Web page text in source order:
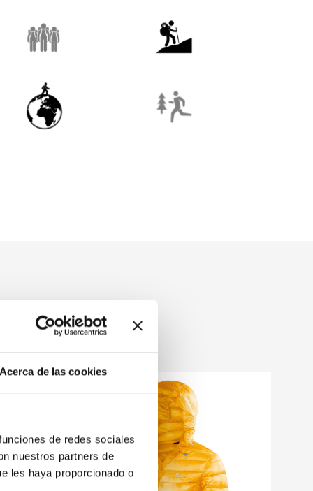
Acerca de las cookies
de redes sociales
nuestros partners de
les haya proporcionado o